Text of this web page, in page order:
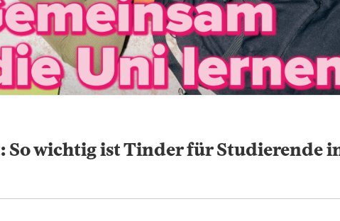
So wichtig ist Tinder für Studierende